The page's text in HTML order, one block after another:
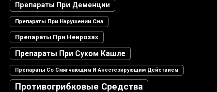
Препараты При Деменции
Препараты При Нарушении Сна
Препараты При Неврозах
Препараты При Сухом Кашле
Препараты Со Смягчающим И Анестезирующим Действием
Противогрибковые Средства